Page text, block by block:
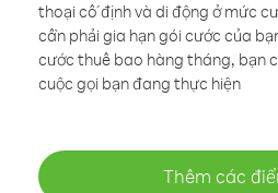
thoại cố định và di động ở mức
cần phải gia hạn gói cước của
cước thuê bao hàng tháng, bạn
cuộc gọi bạn đang thực hiện
Thêm các